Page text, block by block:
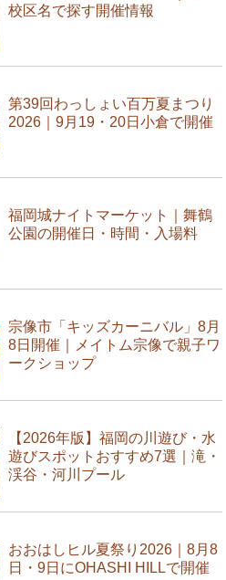
校区名で探す開催情報
第39回わっしょい百万夏まつり
2026｜9月19・20日小倉で開催
福岡城ナイトマーケット｜舞鶴
公園の開催日・時間・入場料
宗像市「キッズカーニバル」8月
8日開催｜メイトム宗像で親子ワ
ークショップ
【2026年版】福岡の川遊び・水
遊びスポットおすすめ7選｜滝・
渓谷・河川プール
おおはしヒル夏祭り2026｜8月8
日・9日にOHASHI HILLで開催